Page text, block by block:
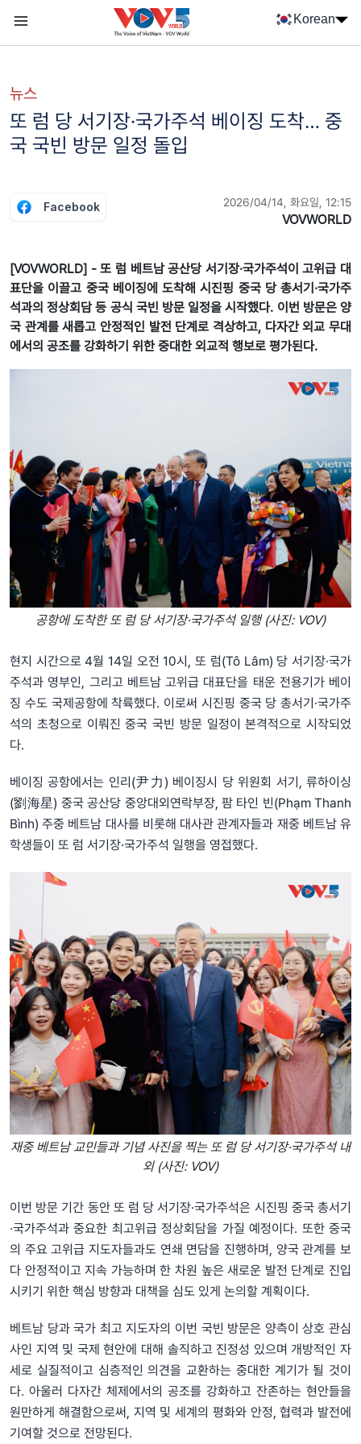
Korean
뉴스
또 럼 당 서기장·국가주석 베이징 도착… 중
국 국빈 방문 일정 돌입
Facebook 2026/04/14, 화요일, 12:15
VOVWORLD
[VOVWORLD] - 또 럼 베트남 공산당 서기장·국가주석이 고위급 대
표단을 이끌고 중국 베이징에 도착해 시진핑 중국 당 총서기·국가주
석과의 정상회담 등 공식 국빈 방문 일정을 시작했다. 이번 방문은 양
국 관계를 새롭고 안정적인 발전 단계로 격상하고, 다자간 외교 무대
에서의 공조를 강화하기 위한 중대한 외교적 행보로 평가된다.
공항에 도착한 또 럼 당 서기장·국가주석 일행 (사진: VOV)
현지 시간으로 4월 14일 오전 10시, 또 럼(Tô Lâm) 당 서기장·국가
주석과 영부인, 그리고 베트남 고위급 대표단을 태운 전용기가 베이
징 수도 국제공항에 착륙했다. 이로써 시진핑 중국 당 총서기·국가주
석의 초청으로 이뤄진 중국 국빈 방문 일정이 본격적으로 시작되었
다.
베이징 공항에서는 인리(尹力) 베이징시 당 위원회 서기, 류하이싱
(劉海星) 중국 공산당 중앙대외연락부장, 팜 타인 빈(Phạm Thanh
Bình) 주중 베트남 대사를 비롯해 대사관 관계자들과 재중 베트남 유
학생들이 또 럼 서기장·국가주석 일행을 영접했다.
재중 베트남 교민들과 기념 사진을 찍는 또 럼 당 서기장·국가주석 내
외 (사진: VOV)
이번 방문 기간 동안 또 럼 당 서기장·국가주석은 시진핑 중국 총서기
·국가주석과 중요한 최고위급 정상회담을 가질 예정이다. 또한 중국
의 주요 고위급 지도자들과도 연쇄 면담을 진행하며, 양국 관계를 보
다 안정적이고 지속 가능하며 한 차원 높은 새로운 발전 단계로 진입
시키기 위한 핵심 방향과 대책을 심도 있게 논의할 계획이다.
베트남 당과 국가 최고 지도자의 이번 국빈 방문은 양측이 상호 관심
사인 지역 및 국제 현안에 대해 솔직하고 진정성 있으며 개방적인 자
세로 실질적이고 심층적인 의견을 교환하는 중대한 계기가 될 것이
다. 아울러 다자간 체제에서의 공조를 강화하고 잔존하는 현안들을
원만하게 해결함으로써, 지역 및 세계의 평화와 안정, 협력과 발전에
기여할 것으로 전망된다.